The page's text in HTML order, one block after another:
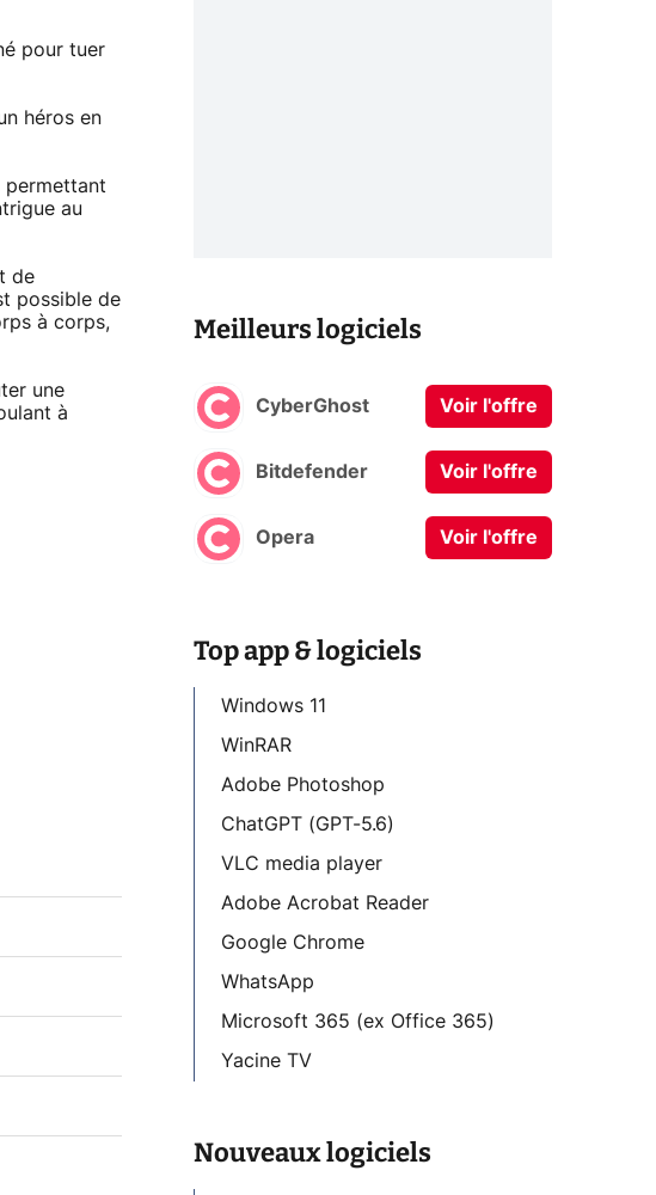
pour tuer
héros en
permettant
au
de
possible de
à corps,
une
à
Meilleurs logiciels
CyberGhost Voir l'offre
Bitdefender Voir l'offre
Opera Voir l'offre
Top app & logiciels
Windows 11
WinRAR
Adobe Photoshop
ChatGPT (GPT-5.6)
VLC media player
Adobe Acrobat Reader
Google Chrome
WhatsApp
Microsoft 365 (ex Office 365)
Yacine TV
Nouveaux logiciels